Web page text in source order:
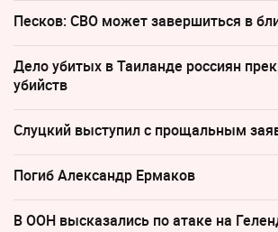
Песков: СВО может завершиться в
Дело убитых в Таиланде россиян
убийств
Слуцкий выступил с прощальным
Погиб Александр Ермаков
В ООН высказались по атаке на